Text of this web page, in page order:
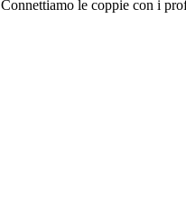
Connettiamo le coppie con i